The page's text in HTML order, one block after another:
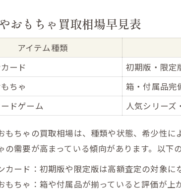
カ
壊
おもちゃ買取相場早見表
アイテム種類
ード
初期版・限定
ちゃ
箱・付属品完
ドゲーム
人気シリーズ
もちゃの買取相場は、種類や状態、希少性
の需要が高まっている傾向があります。以下
カード：初期版や限定版は高額査定の対象に
もちゃ：箱や付属品が揃っていると評価が上